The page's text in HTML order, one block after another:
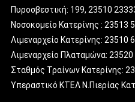
Πυροσβεστική: 199, 23510
Νοσοκομείο Κατερίνης : 23513
Λιμεναρχείο Κατερίνης: 23510
Λιμεναρχείο Πλαταμώνα: 23520
Σταθμός Τραίνων Κατερίνης:
Υπεραστικό ΚΤΕΛ Ν.Πιερίας